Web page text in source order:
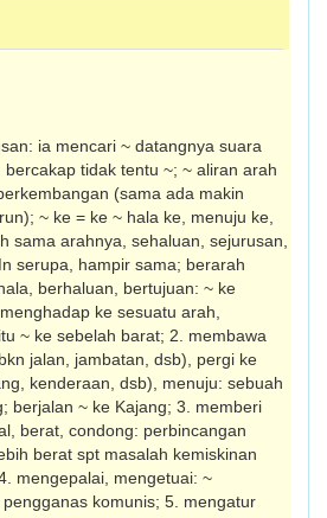
ia mencari ~ datangnya suara
tidak tentu ~; ~ aliran arah
(sama ada makin
~ ke = ke ~ hala ke, menuju ke,
sama arahnya, sehaluan, sejurusan,
serupa, hampir sama; berarah
ber­ha­luan, bertujuan: ~ ke
ke sesuatu arah,
~ ke sebelah barat; 2. membawa
jalan, jambatan, dsb), pergi ke
kenderaan, dsb), menuju: sebuah
berjalan ~ ke Kajang; 3. memberi
berat, condong: perbincangan
berat spt masalah kemiskinan
mengepalai, menge­tuai: ~
komunis; 5. mengatur